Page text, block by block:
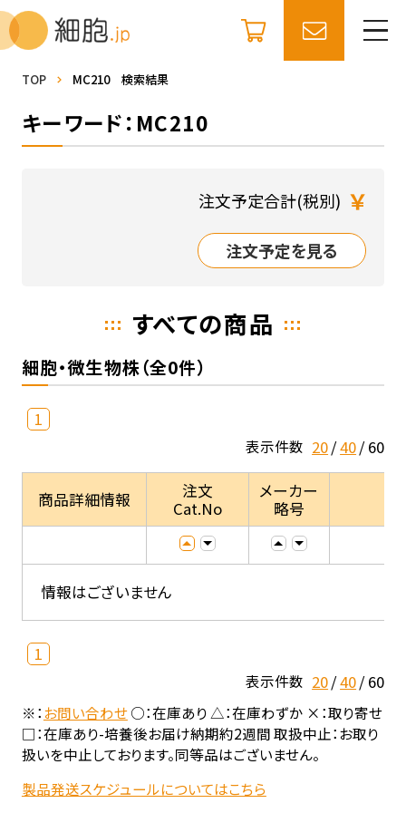
TOP MC210 検索結果
キーワード：MC210
注文予定合計(税別) ￥
注文予定を見る
すべての商品
細胞・微生物株（全0件）
1
表示件数 20 40 60
商品詳細情報
注文
Cat.No
メーカー
略号
情報はございません
1
表示件数 20 40 60
※：お問い合わせ○：在庫あり △：在庫わずか ×：取り寄せ
□：在庫あり-培養後お届け納期約2週間 取扱中止：お取り
扱いを中止しております。同等品はございません。
製品発送スケジュールについてはこちら